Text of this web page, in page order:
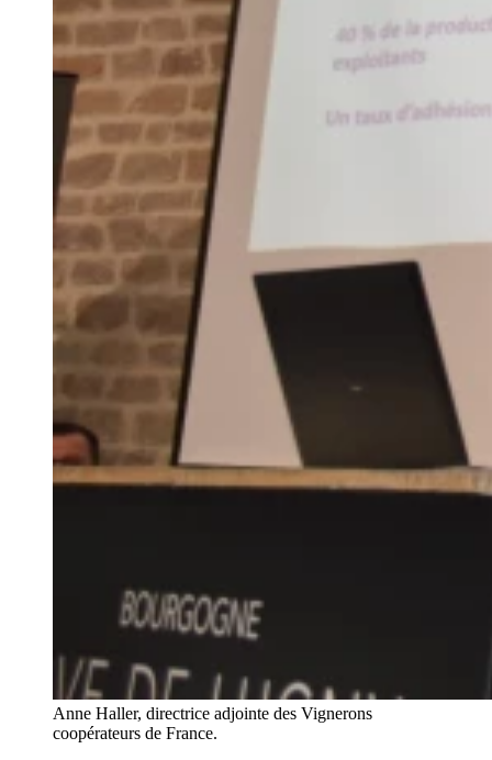
Anne Haller, directrice adjointe des Vignerons
coopérateurs de France.